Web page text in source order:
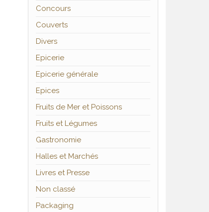
Concours
Couverts
Divers
Epicerie
Epicerie générale
Epices
Fruits de Mer et Poissons
Fruits et Légumes
Gastronomie
Halles et Marchés
Livres et Presse
Non classé
Packaging